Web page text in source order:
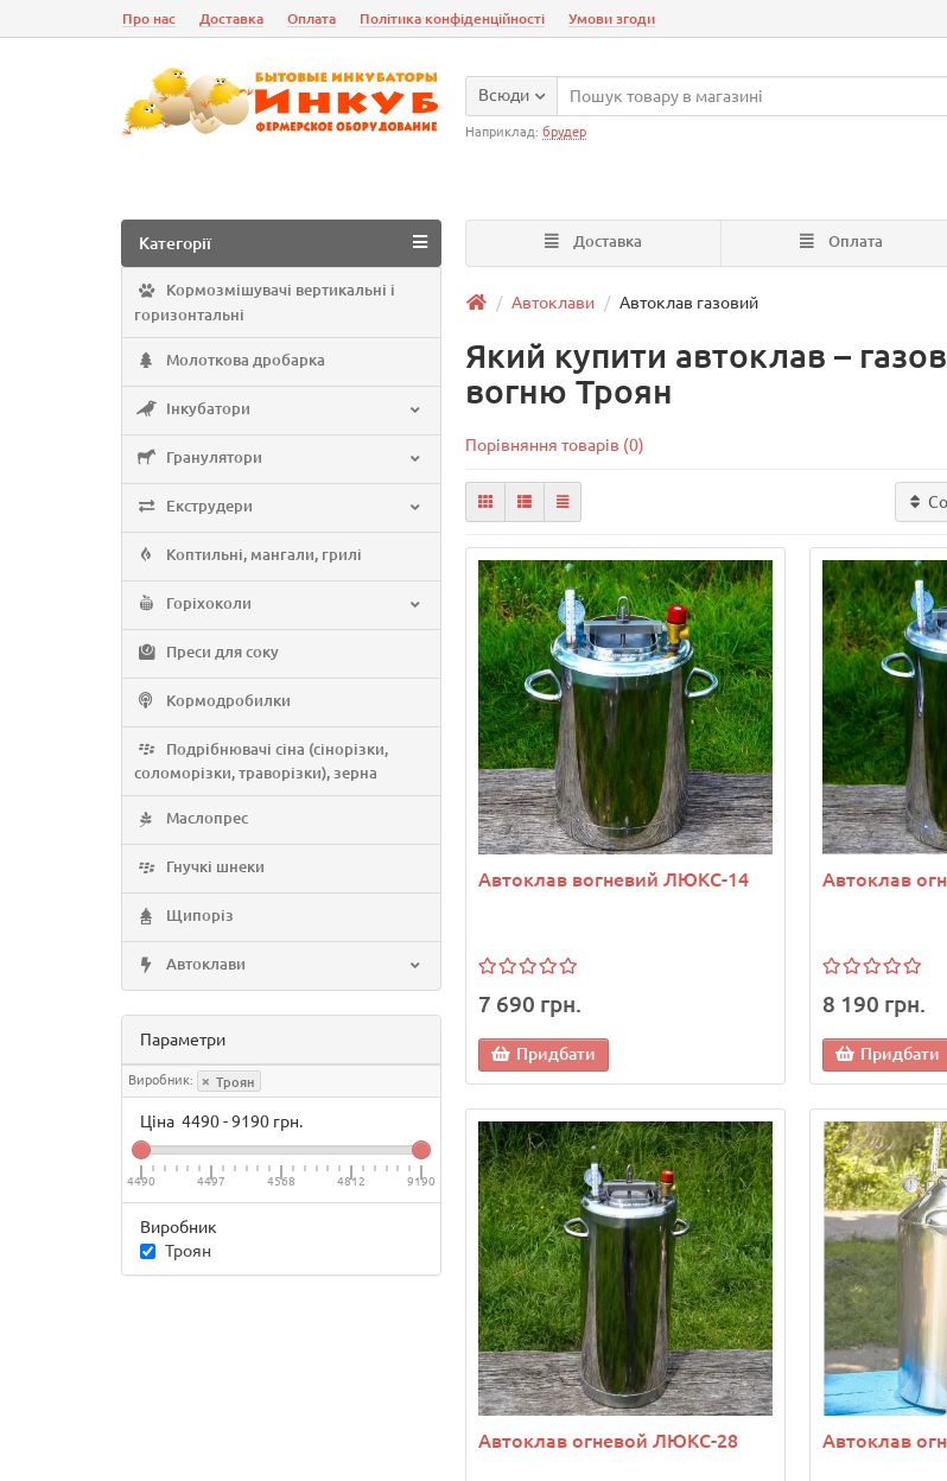
Про нас Доставка Оплата Політика конфіденційності Умови згоди
Всюди
Наприклад: брудер
Доставка Оплата
Категорії
Кормозмішувачі вертикальні і
горизонтальні
Молоткова дробарка
Інкубатори
Гранулятори
Екструдери
Коптильні, мангали, грилі
Горіхоколи
Преси для соку
Кормодробилки
Подрібнювачі сіна (сінорізки,
соломорізки, траворізки), зерна
Маслопрес
Гнучкі шнеки
Щипоріз
Автоклави
Автоклави Автоклав газовий
Параметри
Виробник: Троян
Ціна 4490-9190 грн.
4490 4497 4568 4812 9190
Виробник
Троян
Який купити автоклав –
вогню Троян
Порівняння товарів (0)
Автоклав вогневий ЛЮКС-14
7 690 грн.
Придбати
Автоклав
8 190 грн.
Придбати
Автоклав огневой ЛЮКС-28 Автоклав